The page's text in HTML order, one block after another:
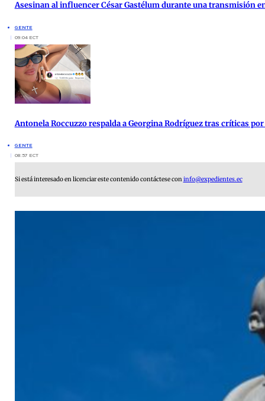
Asesinan al influencer César Gastélum durante una transmisión
GENTE
09:04 ECT
Antonela Roccuzzo respalda a Georgina Rodríguez tras críticas
GENTE
08:57 ECT
Si está interesado en licenciar este contenido contáctese coninfo@expedientes.ec